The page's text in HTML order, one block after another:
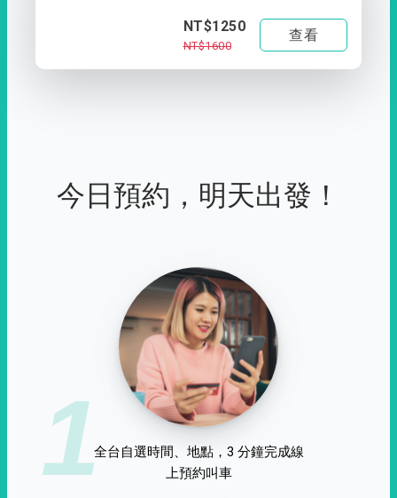
NT$1250
NT$1600
查看
今日預約，明天出發！
1全台自選時間、地點，3 分鐘完成線
上預約叫車